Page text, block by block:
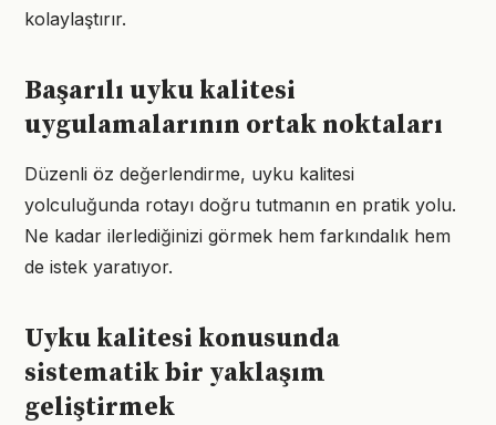
kolaylaştırır.
Başarılı uyku kalitesi
uygulamalarının ortak noktaları
Düzenli öz değerlendirme, uyku kalitesi
yolculuğunda rotayı doğru tutmanın en pratik yolu.
Ne kadar ilerlediğinizi görmek hem farkındalık hem
de istek yaratıyor.
Uyku kalitesi konusunda
sistematik bir yaklaşım
geliştirmek